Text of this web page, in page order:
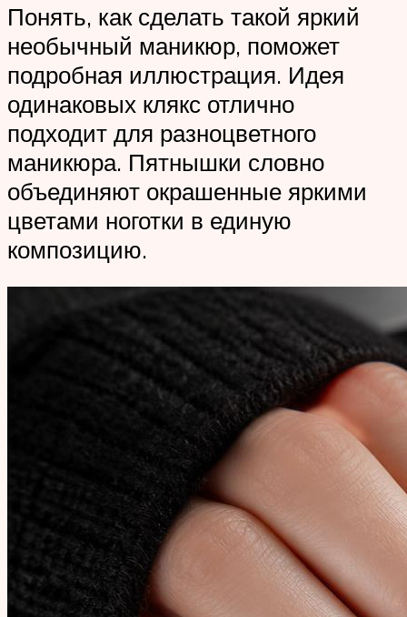
Понять, как сделать такой яркий
необычный маникюр, поможет
подробная иллюстрация. Идея
одинаковых клякс отлично
подходит для разноцветного
маникюра. Пятнышки словно
объединяют окрашенные яркими
цветами ноготки в единую
композицию.